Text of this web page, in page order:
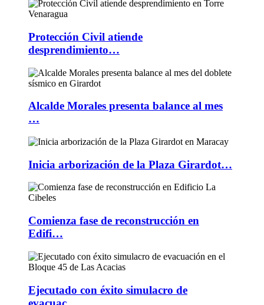
Protección Civil atiende
desprendimiento…
Alcalde Morales presenta balance al mes
…
Inicia arborización de la Plaza Girardot…
Comienza fase de reconstrucción en
Edifi…
Ejecutado con éxito simulacro de